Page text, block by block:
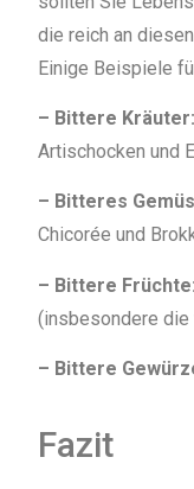
die reich an
Einige Beispiele
– Bittere Kräuter:
Artischocken und
– Bitteres
Chicorée und
– Bittere Früchte:
(insbesondere die
– Bittere
Fazit